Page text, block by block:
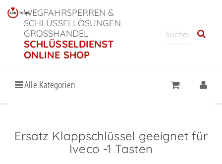
WEGFAHRSPERREN &
SCHLÜSSELLÖSUNGEN
GROSSHANDEL
SCHLÜSSELDIENST
ONLINE SHOP
Alle Kategorien
Ersatz Klappschlüssel geeignet für
Iveco -1 Tasten